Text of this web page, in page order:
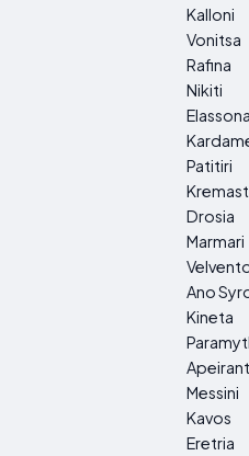
Kalloni
Vonitsa
Rafina
Nikiti
Elassona
Patitiri
Drosia
Marmari
Ano
Kineta
Messini
Kavos
Eretria